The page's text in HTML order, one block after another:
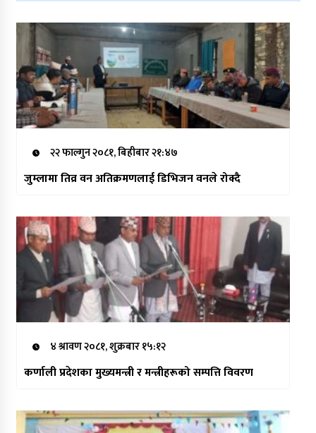
२२ फाल्गुन २०८१, बिहीबार २१:४७
जुम्लामा तिव्र वन अतिक्रमणलाई डिभिजन वनले रोक्दै
४ श्रावण २०८१, शुक्रबार १५:१२
कर्णाली प्रदेशका मुख्यमन्त्री र मन्त्रीहरूको सम्पत्ति विवरण